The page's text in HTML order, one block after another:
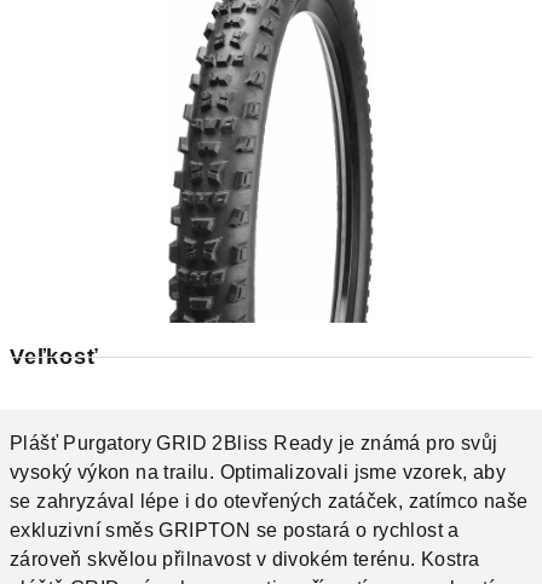
Veľkosť
Plášť Purgatory GRID 2Bliss Ready je známá pro svůj
vysoký výkon na trailu. Optimalizovali jsme vzorek, aby
se zahryzával lépe i do otevřených zatáček, zatímco naše
exkluzivní směs GRIPTON se postará o rychlost a
zároveň skvělou přilnavost v divokém terénu. Kostra